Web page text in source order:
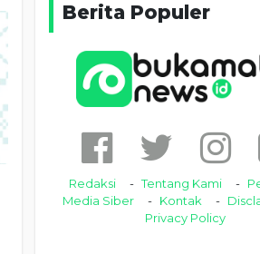
Berita Populer
Redaksi Tentang Kami
Media Siber
Kontak
Privacy Policy